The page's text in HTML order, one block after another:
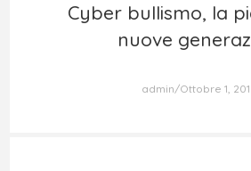
Cyber bullismo, la
nuove
Cyber bullismo, la
nuove
admin Ottobre 1,